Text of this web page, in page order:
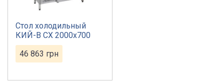
Стол холодильный
КИЙ-В СХ 2000х700
46 863 грн